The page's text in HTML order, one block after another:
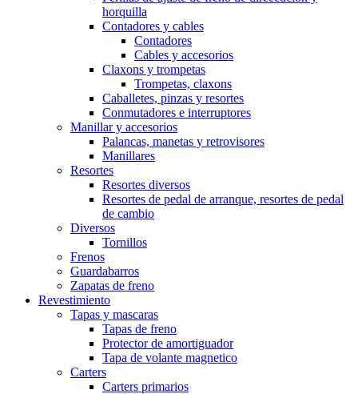
horquilla
Contadores y cables
Contadores
Cables y accesorios
Claxons y trompetas
Trompetas, claxons
Caballetes, pinzas y resortes
Conmutadores e interruptores
Manillar y accesorios
Palancas, manetas y retrovisores
Manillares
Resortes
Resortes diversos
Resortes de pedal de arranque, resortes de pedal
de cambio
Diversos
Tornillos
Frenos
Guardabarros
Zapatas de freno
Revestimiento
Tapas y mascaras
Tapas de freno
Protector de amortiguador
Tapa de volante magnetico
Carters
Carters primarios